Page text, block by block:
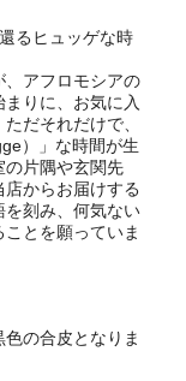
るヒュッゲな時
アフロモシアの
りに、お気に入
だそれだけで、
）」な時間が生
の片隅や玄関先
からお届けする
を刻み、何気ない
とを願っていま
の合皮となりま